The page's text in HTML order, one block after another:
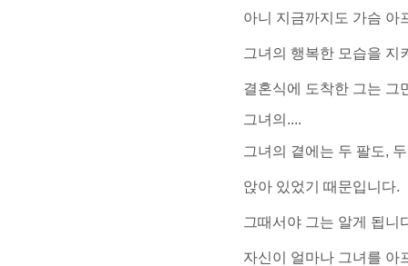
아니 지금까지도 가슴 아
그녀의 행복한 모습을 지
결혼식에 도착한 그는 그
그녀의....
그녀의 곁에는 두 팔도,
앉아 있었기 때문입니다.
그때서야 그는 알게 됩니
자신이 얼마나 그녀를 아